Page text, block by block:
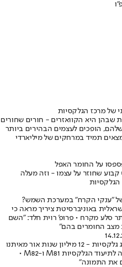
של מרכז הגלקסיות
היא הקוואזרים - חורים שחורים
הופכים לעצמים הבהירים ביותר
תמיד במרחקים של מיליארדי
על החומר האפל
דפוס קבוע שחוזר על עצמו - וזה מעלה
"ענקי הקרח" במערכת השמש?
באוניברסיטת ציריך מראה כי
סלע מקרח • פרופ' רוית חלד: "השם
החומרים בהם"
שנות אור מאיתנו
צלם חובב הקדיש 50 שעות חשיפה לתיעוד הגלקסיות M81 ו-M82 •
את התמונה"